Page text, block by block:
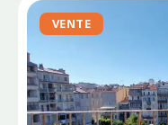
VENTE